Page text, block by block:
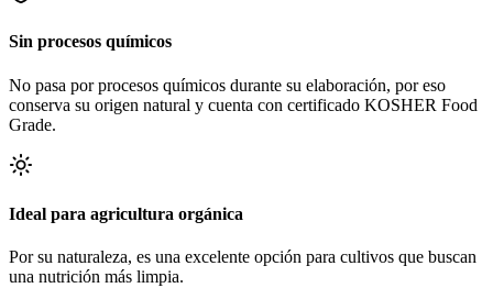
Sin procesos químicos
No pasa por procesos químicos durante su elaboración, por eso
conserva su origen natural y cuenta con certificado KOSHER Food
Grade.
Ideal para agricultura orgánica
Por su naturaleza, es una excelente opción para cultivos que buscan
una nutrición más limpia.